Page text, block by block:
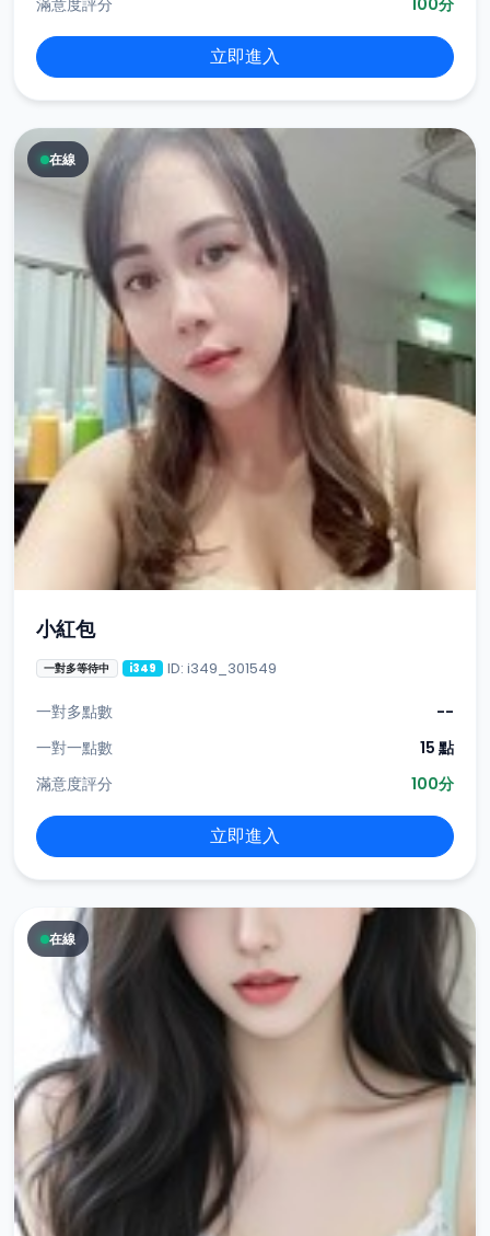
滿意度評分 100分
立即進入
在線
小紅包
一對多等待中 i349 ID: i349_301549
一對多點數
--
一對一點數
15 點
滿意度評分
100分
立即進入
在線